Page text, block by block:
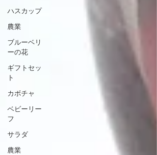
ハスカップ
農業
ブルーベリ
ーの花
ギフトセッ
ト
カボチャ
ベビーリー
フ
サラダ
農業